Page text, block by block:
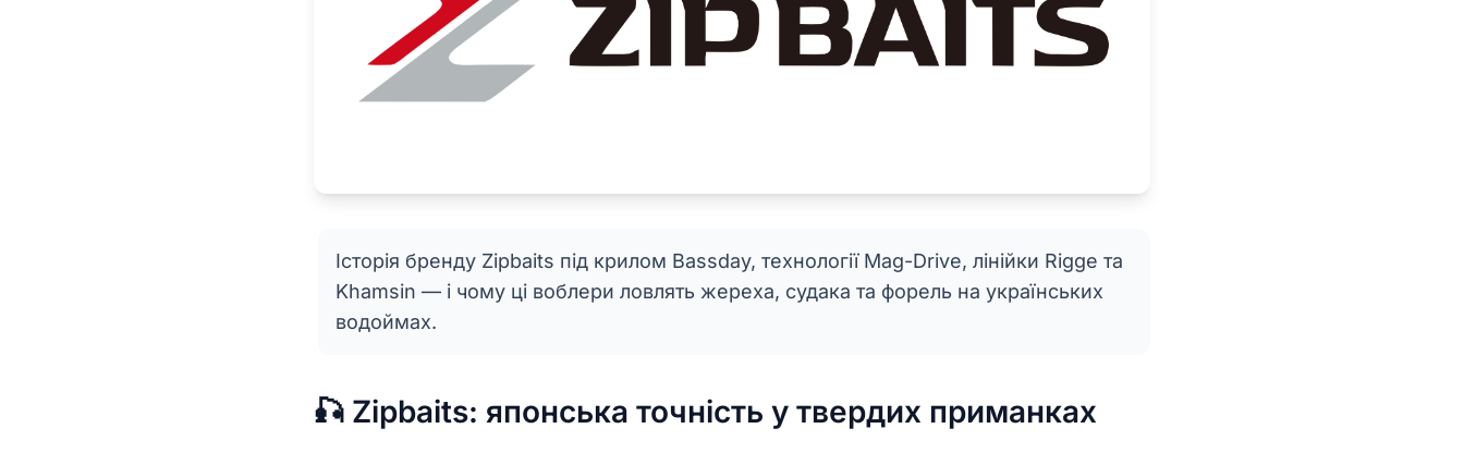
Історія бренду Zipbaits під крилом Bassday, технології Mag-Drive, лінійки Rigge та
Khamsin — і чому ці воблери ловлять жереха, судака та форель на українських
водоймах.
🎣 Zipbaits: японська точність у твердих приманках